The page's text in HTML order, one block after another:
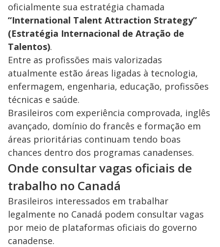
oficialmente sua estratégia chamada
“International Talent Attraction Strategy”
(Estratégia Internacional de Atração de
Talentos).
Entre as profissões mais valorizadas
atualmente estão áreas ligadas à tecnologia,
enfermagem, engenharia, educação, profissões
técnicas e saúde.
Brasileiros com experiência comprovada, inglês
avançado, domínio do francês e formação em
áreas prioritárias continuam tendo boas
chances dentro dos programas canadenses.
Onde consultar vagas oficiais de
trabalho no Canadá
Brasileiros interessados em trabalhar
legalmente no Canadá podem consultar vagas
por meio de plataformas oficiais do governo
canadense.